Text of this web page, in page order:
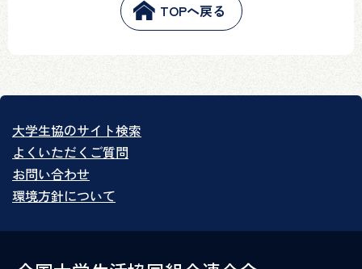
TOPへ戻る
大学生協のサイト検索
よくいただくご質問
お問い合わせ
環境方針について